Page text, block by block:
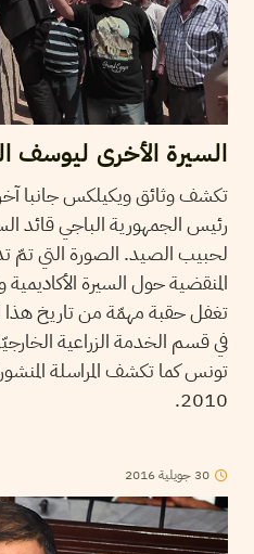
السيرة الأخرى ليوسف
تكشف وثائق ويكيلكس جانبا
رئيس الجمهورية الباجي قائد
لحبيب الصيد. الصورة التي تمّ
المنقضية حول السيرة
تغفل حقبة مهمّة من تاريخ هذا
في قسم الخدمة الزراعية
تونس كما تكشف المراسلة
2010.
30 جويلية2016